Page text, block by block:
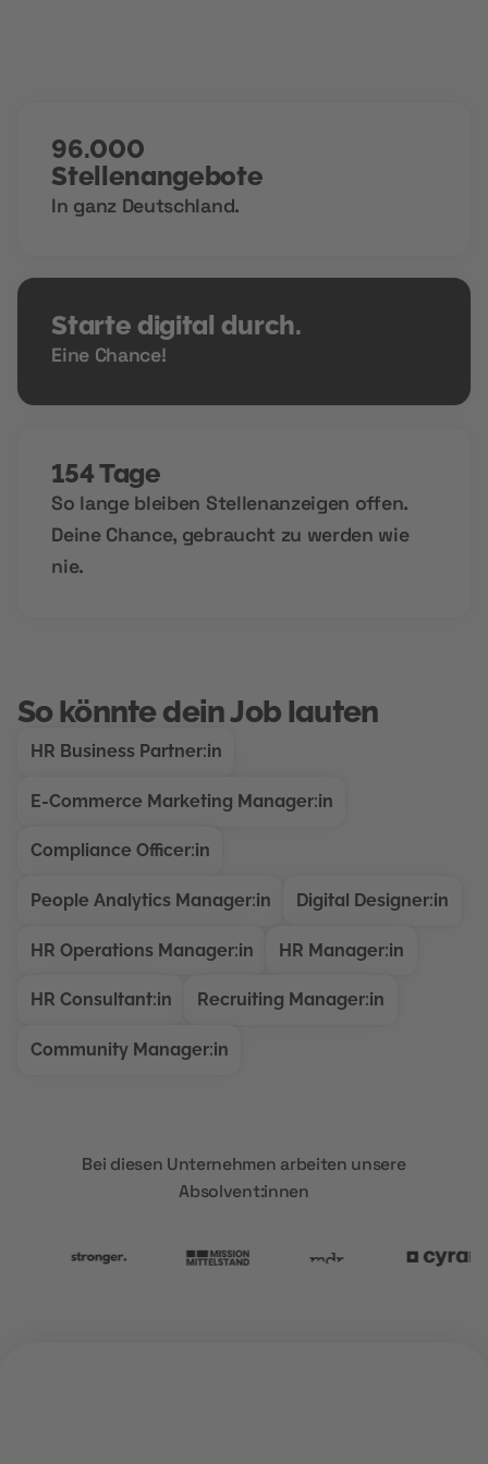
96.000
Stellenangebote
In ganz Deutschland.
Starte digital durch.
Eine Chance!
154 Tage
So lange bleiben Stellenanzeigen offen.
Deine Chance, gebraucht zu werden wie
nie.
So könnte dein Job lauten
HR Business Partner:in
E-Commerce Marketing Manager:in
Compliance Officer:in
People Analytics Manager:in Digital Designer:in
HR Operations Manager:in HR Manager:in
HR Consultant:in Recruiting Manager:in
Community Manager:in
Bei diesen Unternehmen arbeiten unsere
Absolvent:innen